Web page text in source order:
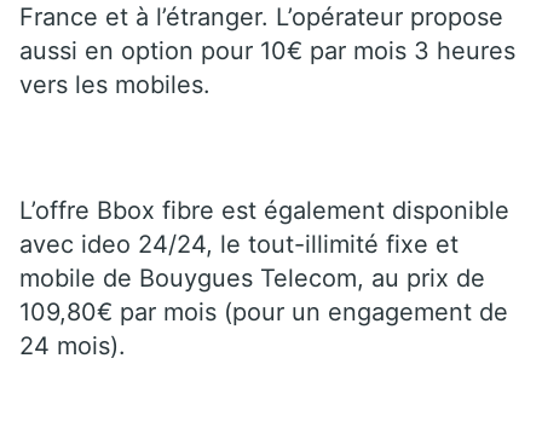
France et à l’étranger. L’opérateur propose
aussi en option pour 10€ par mois 3 heures
vers les mobiles.
L’offre Bbox fibre est également disponible
avec ideo 24/24, le tout-illimité fixe et
mobile de Bouygues Telecom, au prix de
109,80€ par mois (pour un engagement de
24 mois).